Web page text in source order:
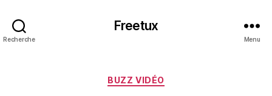
Recherche
Freetux
Menu
Catégories
BUZZ VIDÉO